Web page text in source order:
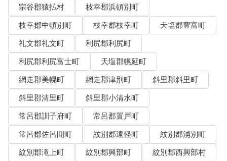
宗谷郡猿払村
枝幸郡浜頓別町
枝幸郡中頓別町
枝幸郡枝幸町
天塩郡豊富町
礼文郡礼文町
利尻郡利尻町
利尻郡利尻富士町
天塩郡幌延町
網走郡美幌町
網走郡津別町
斜里郡斜里町
斜里郡清里町
斜里郡小清水町
常呂郡訓子府町
常呂郡置戸町
常呂郡佐呂間町
紋別郡遠軽町
紋別郡湧別町
紋別郡滝上町
紋別郡興部町
紋別郡西興部村